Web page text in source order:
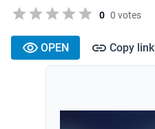
0 0 votes
OPEN Copy link